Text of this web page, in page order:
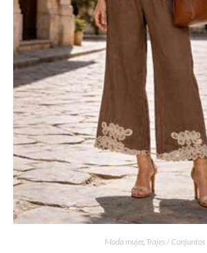
Moda mujer, Trajes / Conjuntos